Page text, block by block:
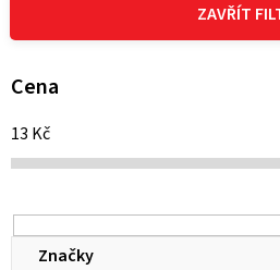
ZAVŘÍT
Cena
13 Kč
Značky
p
i
p
r
o
d